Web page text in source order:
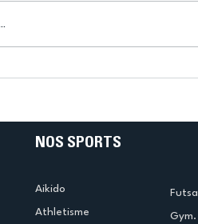
de
termine
NOS SPORTS
Aikido
Athletisme